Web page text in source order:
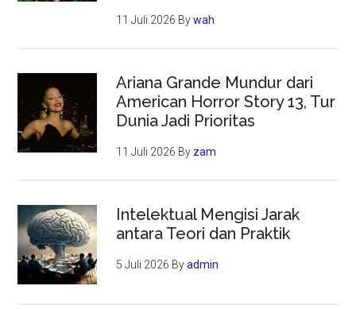
11 Juli 2026 Bywah
Ariana Grande Mundur dari
American Horror Story 13, Tur
Dunia Jadi Prioritas
11 Juli 2026 By zam
Intelektual Mengisi Jarak
antara Teori dan Praktik
5 Juli 2026 Byadmin